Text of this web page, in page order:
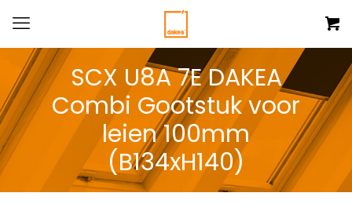
SCX U8A 7E DAKEA
Combi Gootstuk voor
leien 100mm
(B134xH140)